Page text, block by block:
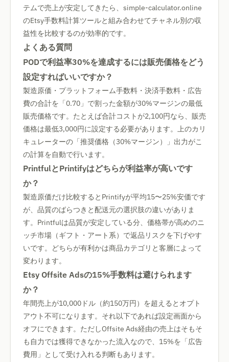
テムで売上が安定してきたら、simple-calculator.online
のEtsy手数料計算ツールと組み合わせてチャネル別の収
益性を比較するのが効率的です。
よくある質問
PODで利益率30%を達成するには販売価格をどう
設定すればいいですか？
製造原価・プラットフォーム手数料・決済手数料・広告
費の合計を「0.70」で割った金額が30%マージンの最低
販売価格です。たとえば合計コストが2,100円なら、販売
価格は最低3,000円に設定する必要があります。上のカリ
キュレーターの「推奨価格（30%マージン）」出力がこ
の計算を自動で行います。
PrintfulとPrintifyはどちらが利益率が高いです
か？
製造原価だけ比較するとPrintifyが平均15〜25%安価です
が、品質のばらつきと配送元の選択肢の違いがありま
す。Printfulは品質が安定している分、価格帯が高めのニ
ッチ市場（ギフト・アート系）で返品リスクを下げやす
いです。どちらが有利かは商品カテゴリと客層によって
変わります。
Etsy Offsite Adsの15%手数料は避けられます
か？
年間売上が10,000ドル（約150万円）を超えるとオプト
アウト不可になります。それ以下であれば設定画面から
オフにできます。ただしOffsite Ads経由の売上はそもそ
も自力では獲得できなかった流入なので、15%を「広告
費用」として受け入れる判断もあります。